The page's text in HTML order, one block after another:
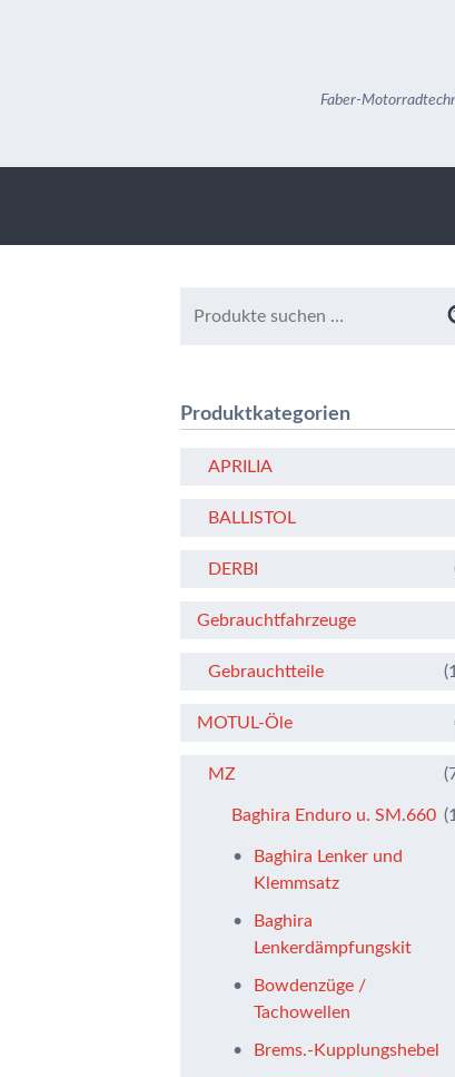
Faber-
Produktkategorien
APRILIA
BALLISTOL
DERBI
Gebrauchtfahrzeuge
Gebrauchtteile
MOTUL-Öle
MZ
Baghira Enduro u. SM.660
Baghira Lenker und
Klemmsatz
Baghira
Lenkerdämpfungskit
Bowdenzüge /
Tachowellen
Brems.-Kupplungshebel